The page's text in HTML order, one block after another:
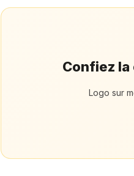
Confiez
Logo sur